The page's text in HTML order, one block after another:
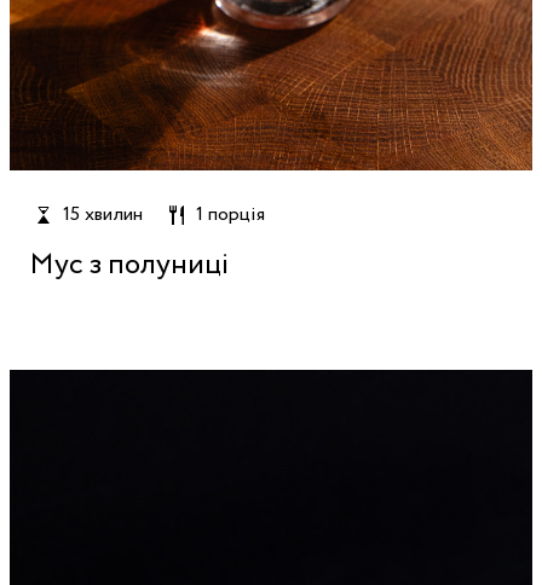
15 хвилин 1 порція
Мус з полуниці